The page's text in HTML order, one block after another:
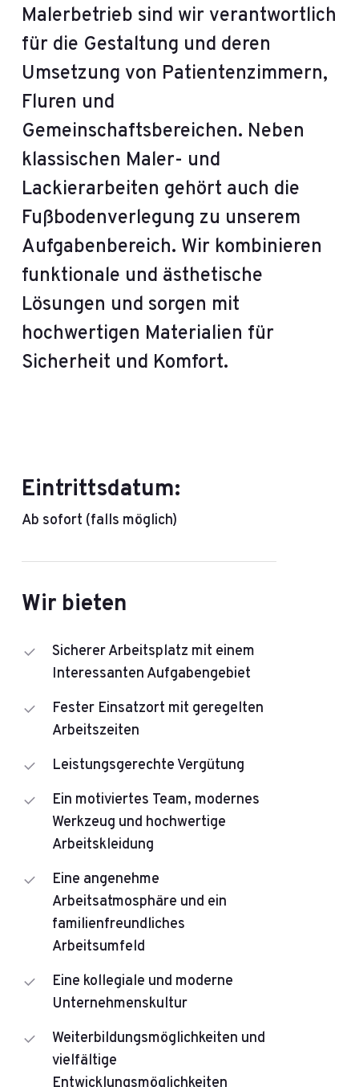
Malerbetrieb sind wir verantwortlich
für die Gestaltung und deren
Umsetzung von Patientenzimmern,
Fluren und
Gemeinschaftsbereichen. Neben
klassischen Maler- und
Lackierarbeiten gehört auch die
Fußbodenverlegung zu unserem
Aufgabenbereich. Wir kombinieren
funktionale und ästhetische
Lösungen und sorgen mit
hochwertigen Materialien für
Sicherheit und Komfort.
Eintrittsdatum:
Ab sofort (falls möglich)
Wir bieten
Sicherer Arbeitsplatz mit einem
Interessanten Aufgabengebiet
Fester Einsatzort mit geregelten
Arbeitszeiten
Leistungsgerechte Vergütung
Ein motiviertes Team, modernes
Werkzeug und hochwertige
Arbeitskleidung
Eine angenehme
Arbeitsatmosphäre und ein
familienfreundliches
Arbeitsumfeld
Eine kollegiale und moderne
Unternehmenskultur
Weiterbildungsmöglichkeiten und
vielfältige